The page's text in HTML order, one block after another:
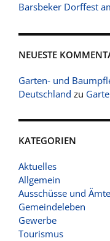
Barsbeker Dorffest
NEUESTE
Garten- und
Deutschland zu
KATEGORIEN
Aktuelles
Allgemein
Ausschüsse und
Gemeindeleben
Gewerbe
Tourismus